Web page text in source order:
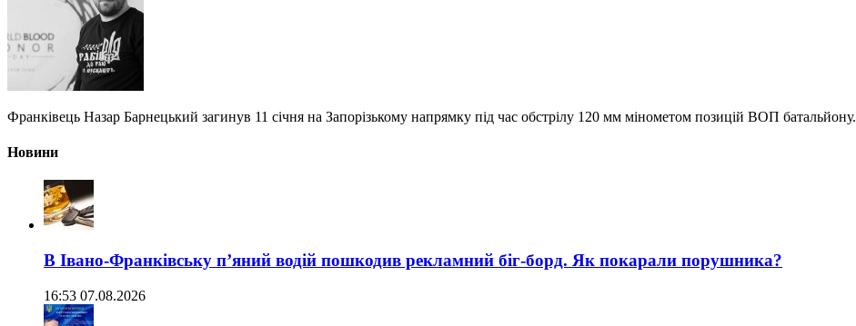
Франківець Назар Барнецький загинув 11 січня на Запорізькому напрямку під час обстрілу 120 мм мінометом позицій ВОП батальйону.
Новини
В Івано-Франківську п’яний водій пошкодив рекламний біг-борд. Як покарали порушника?
16:53 07.08.2026